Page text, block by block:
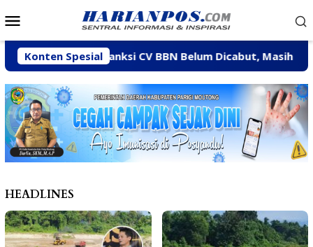
ke
Mobile
Konten Spesial
Tegaskan Sanksi CV BBN Belum Dicabut, Masih
HEADLINES